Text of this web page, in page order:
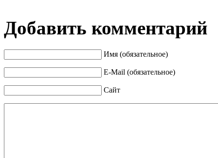
Добавить комментарий
Имя (обязательное)
E-Mail (обязательное)
Сайт